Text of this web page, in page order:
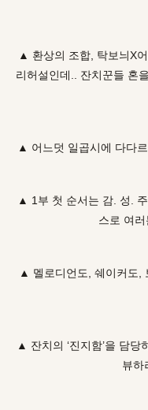
▲ 환상의 조합, 탁보늬X
리허설인데.. 잔치꾼들 혼
▲ 어느덧 일곱시에 다다
▲ 1부 첫 순서는 감. 성.
스로 여러
▲ 멜로디언도, 쉐이커도,
▲ 잔치의 ‘진지함’을 담
뷰하